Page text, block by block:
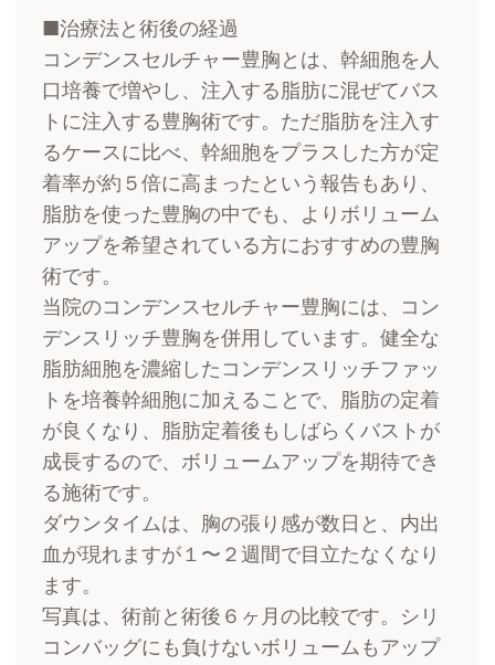
■治療法と術後の経過
コンデンスセルチャー豊胸とは、幹細胞を人
口培養で増やし、注入する脂肪に混ぜてバス
トに注入する豊胸術です。ただ脂肪を注入す
るケースに比べ、幹細胞をプラスした方が定
着率が約５倍に高まったという報告もあり、
脂肪を使った豊胸の中でも、よりボリューム
アップを希望されている方におすすめの豊胸
術です。
当院のコンデンスセルチャー豊胸には、コン
デンスリッチ豊胸を併用しています。健全な
脂肪細胞を濃縮したコンデンスリッチファッ
トを培養幹細胞に加えることで、脂肪の定着
が良くなり、脂肪定着後もしばらくバストが
成長するので、ボリュームアップを期待でき
る施術です。
ダウンタイムは、胸の張り感が数日と、内出
血が現れますが１〜２週間で目立たなくなり
ます。
写真は、術前と術後６ヶ月の比較です。シリ
コンバッグにも負けないボリュームもアップ